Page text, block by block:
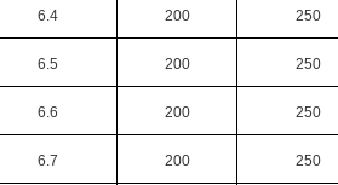
6.4 200 250
6.5 200 250
6.6 200 250
6.7 200 250